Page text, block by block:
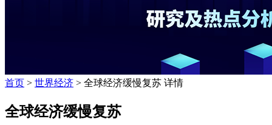
首页 > 世界经济 > 全球经济缓慢复苏 详情
全球经济缓慢复苏